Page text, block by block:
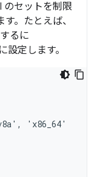
のセットを制限
。たとえば、
るに
設定します。
'x86_64'